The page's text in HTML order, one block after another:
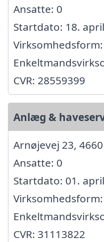
Ansatte: 0
Startdato: 18.
Virksomhedsform:
CVR: 28559399
Anlæg &
Arnøjevej 23,
Ansatte: 0
Startdato: 01.
Virksomhedsform:
CVR: 31113822